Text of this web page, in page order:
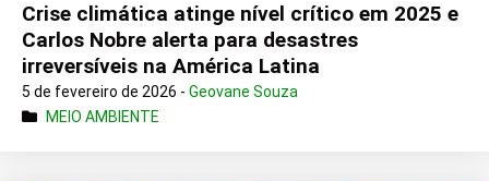
Crise climática atinge nível crítico em 2025 e
Carlos Nobre alerta para desastres
irreversíveis na América Latina
5 de fevereiro de 2026 - Geovane Souza
MEIO AMBIENTE